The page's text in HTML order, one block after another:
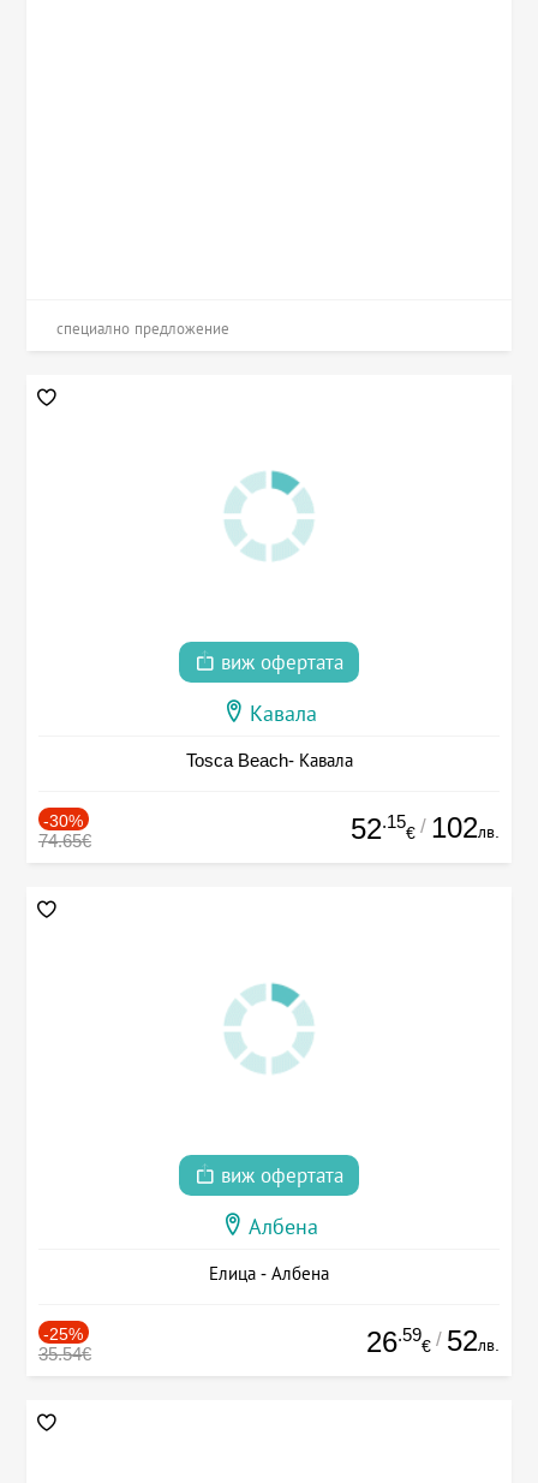
специално предложение
виж офертата
Кавала
Tosca Beach- Кавала
-30%
74.65€ 52.15
€ / 102лв.
виж офертата
Албена
Елица - Албена
-25%
35.54€ 26.59
€ / 52лв.